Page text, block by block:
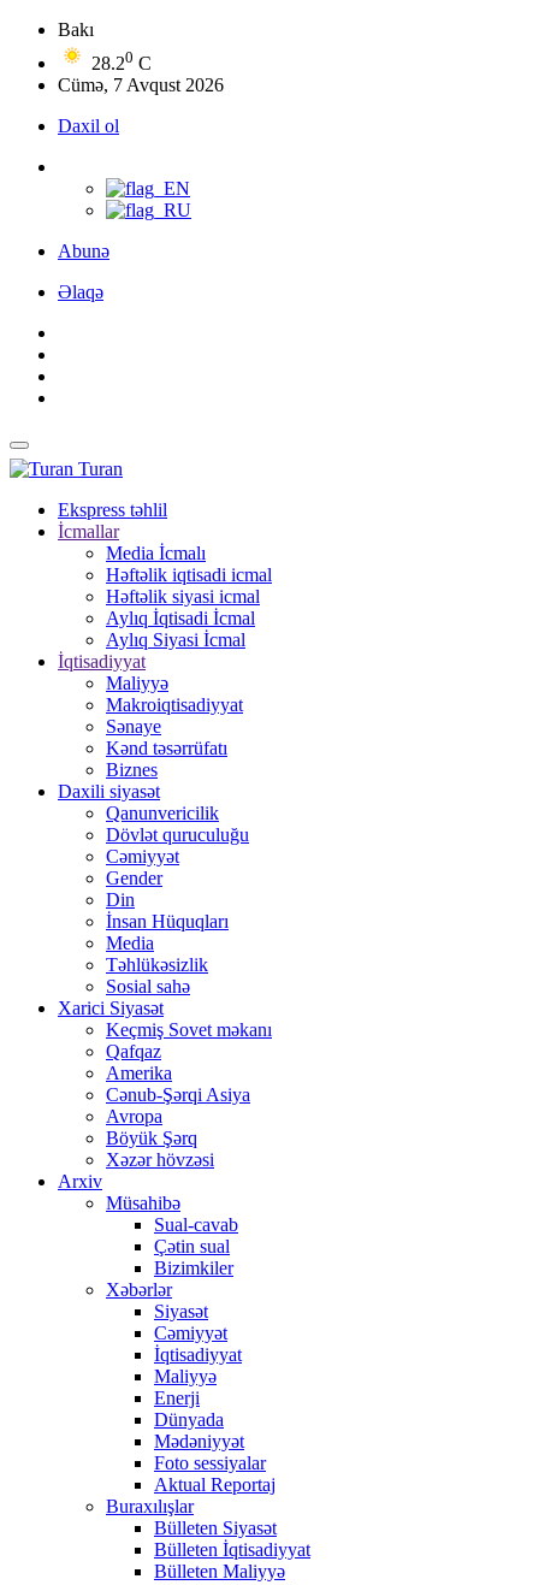
Bakı
28.20 C
Cümə, 7 Avqust 2026
Daxil ol
Abunə
Əlaqə
Turan
Ekspress təhlil
İcmallar
Media İcmalı
Həftəlik iqtisadi icmal
Həftəlik siyasi icmal
Aylıq İqtisadi İcmal
Aylıq Siyasi İcmal
İqtisadiyyat
Maliyyə
Makroiqtisadiyyat
Sənaye
Kənd təsərrüfatı
Biznes
Daxili siyasət
Qanunvericilik
Dövlət quruculuğu
Cəmiyyət
Gender
Din
İnsan Hüquqları
Media
Təhlükəsizlik
Sosial sahə
Xarici Siyasət
Keçmiş Sovet məkanı
Qafqaz
Amerika
Cənub-Şərqi Asiya
Avropa
Böyük Şərq
Xəzər hövzəsi
Arxiv
Müsahibə
Sual-cavab
Çətin sual
Bizimkiler
Xəbərlər
Siyasət
Cəmiyyət
İqtisadiyyat
Maliyyə
Enerji
Dünyada
Mədəniyyət
Foto sessiyalar
Aktual Reportaj
Buraxılışlar
Bülleten Siyasət
Bülleten İqtisadiyyat
Bülleten Maliyyə